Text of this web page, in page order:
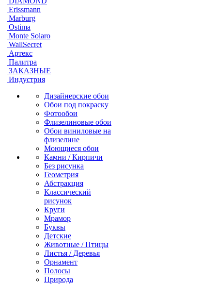
Erissmann
Marburg
Ostima
Monte Solaro
WallSecret
Артекс
Палитра
ЗАКАЗНЫЕ
Индустрия
Дизайнерские обои
Обои под покраску
Фотообои
Флизелиновые обои
Обои виниловые на
флизелине
Моющиеся обои
Камни / Кирпичи
Без рисунка
Геометрия
Абстракция
Классический
рисунок
Круги
Мрамор
Буквы
Детские
Животные / Птицы
Листья / Деревья
Орнамент
Полосы
Природа